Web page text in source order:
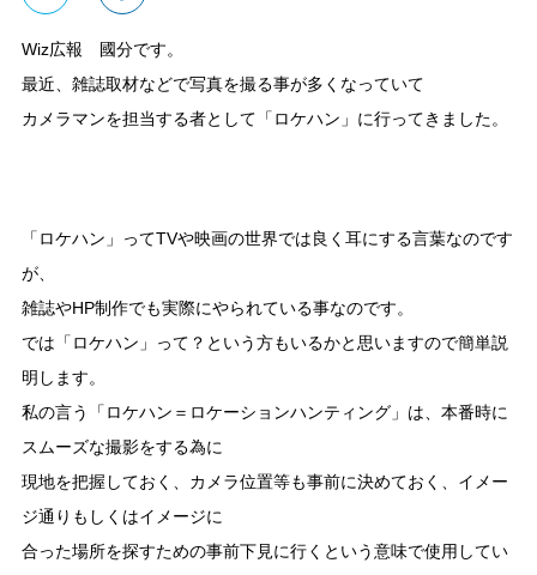
Wiz広報 國分です。
最近、雑誌取材などで写真を撮る事が多くなっていて
カメラマンを担当する者として「ロケハン」に行ってきました。
「ロケハン」ってTVや映画の世界では良く耳にする言葉なのです
が、
雑誌やHP制作でも実際にやられている事なのです。
では「ロケハン」って？という方もいるかと思いますので簡単説
明します。
私の言う「ロケハン＝ロケーションハンティング」は、本番時に
スムーズな撮影をする為に
現地を把握しておく、カメラ位置等も事前に決めておく、イメー
ジ通りもしくはイメージに
合った場所を探すための事前下見に行くという意味で使用してい